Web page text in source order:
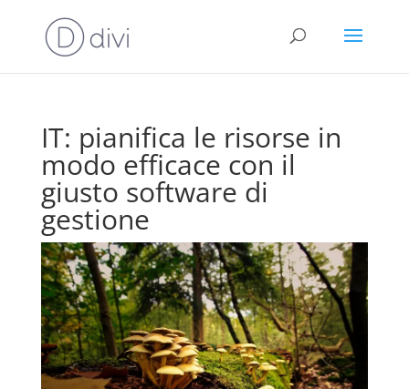
IT: pianifica le risorse in
modo efficace con il
giusto software di
gestione